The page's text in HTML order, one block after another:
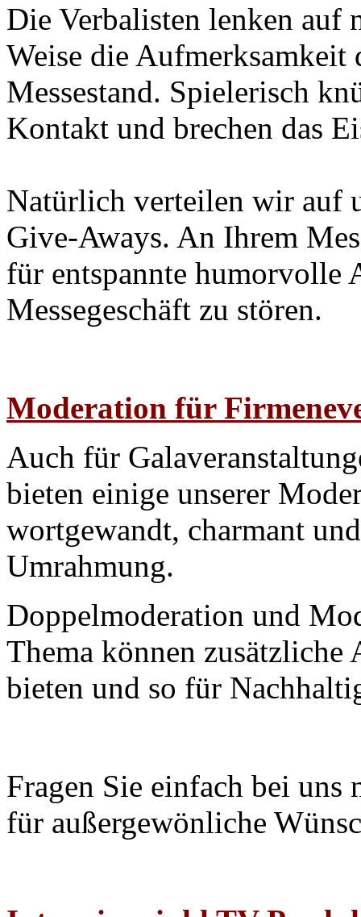
Die Verbalisten lenken auf
Weise die Aufmerksamkeit
Messestand. Spielerisch
Kontakt und brechen das
Natürlich verteilen wir auf
Give-Aways. An Ihrem
für entspannte humorvolle
Messegeschäft zu stören.
Moderation für
Auch für
bieten einige unserer
wortgewandt, charmant
Umrahmung.
Doppelmoderation und
Thema können
bieten und so für
Fragen Sie einfach bei
für außergewönliche